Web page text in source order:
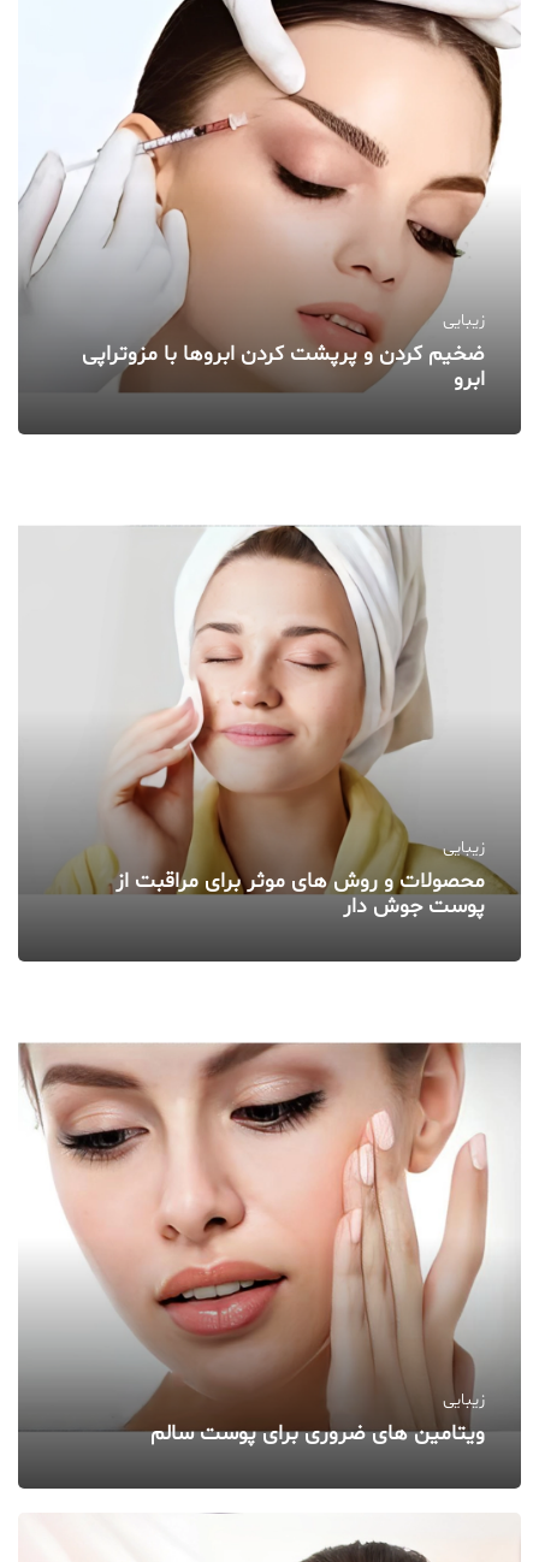
زیبایی
ضخیم کردن و پرپشت کردن ابروها با مزوتراپی
ابرو
زیبایی
محصولات و روش‌ های موثر برای مراقبت از
پوست جوش‌ دار
زیبایی
ویتامین‌ های ضروری برای پوست سالم